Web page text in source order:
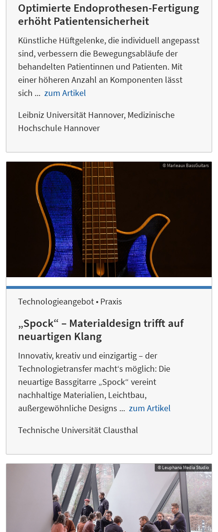
Optimierte Endoprothesen-Fertigung
erhöht Patientensicherheit
Künstliche Hüftgelenke, die individuell angepasst
sind, verbessern die Bewegungsabläufe der
behandelten Patientinnen und Patienten. Mit
einer höheren Anzahl an Komponenten lässt
sich ... zum Artikel
Leibniz Universität Hannover, Medizinische
Hochschule Hannover
© Marleaux BassGuitars
Technologieangebot • Praxis
„Spock“ – Materialdesign trifft auf
neuartigen Klang
Innovativ, kreativ und einzigartig – der
Technologietransfer macht‘s möglich: Die
neuartige Bassgitarre „Spock“ vereint
nachhaltige Materialien, Leichtbau,
außergewöhnliche Designs ... zum Artikel
Technische Universität Clausthal
© Leuphana Media Studio